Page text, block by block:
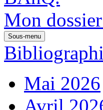
Mon dossier
Sous-menu
Mai 2026